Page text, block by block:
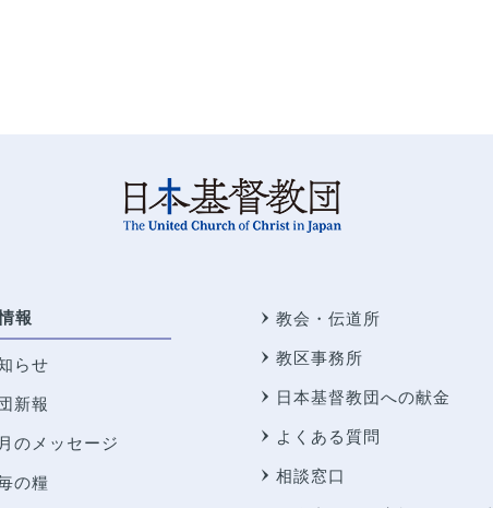
報
らせ
新報
のメッセージ
の糧
教会・伝道所
教区事務所
日本基督教団への献金
よくある質問
相談窓口